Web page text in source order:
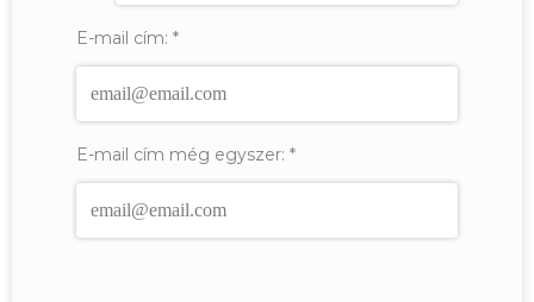
E-mail cím: *
E-mail cím még egyszer: *